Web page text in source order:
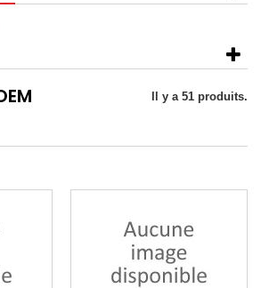
Il y a 51 produits.